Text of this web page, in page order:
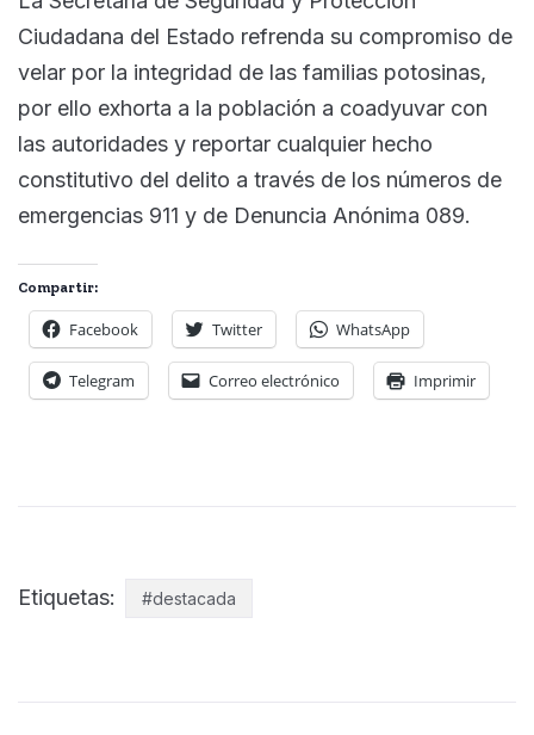
Ciudadana del Estado refrenda su compromiso de
velar por la integridad de las familias potosinas,
por ello exhorta a la población a coadyuvar con
las autoridades y reportar cualquier hecho
constitutivo del delito a través de los números de
emergencias 911 y de Denuncia Anónima 089.
Compartir:
Facebook Twitter WhatsApp
Telegram Correo electrónico Imprimir
Etiquetas: #destacada